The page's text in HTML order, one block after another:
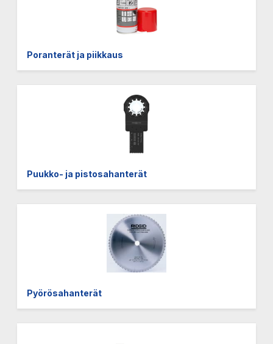
Poranterät ja piikkaus
Puukko- ja pistosahanterät
Pyörösahanterät